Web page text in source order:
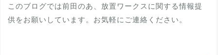
このブログでは前田のあ、放置ワークスに関する情報提
供をお願いしています。お気軽にご連絡ください。